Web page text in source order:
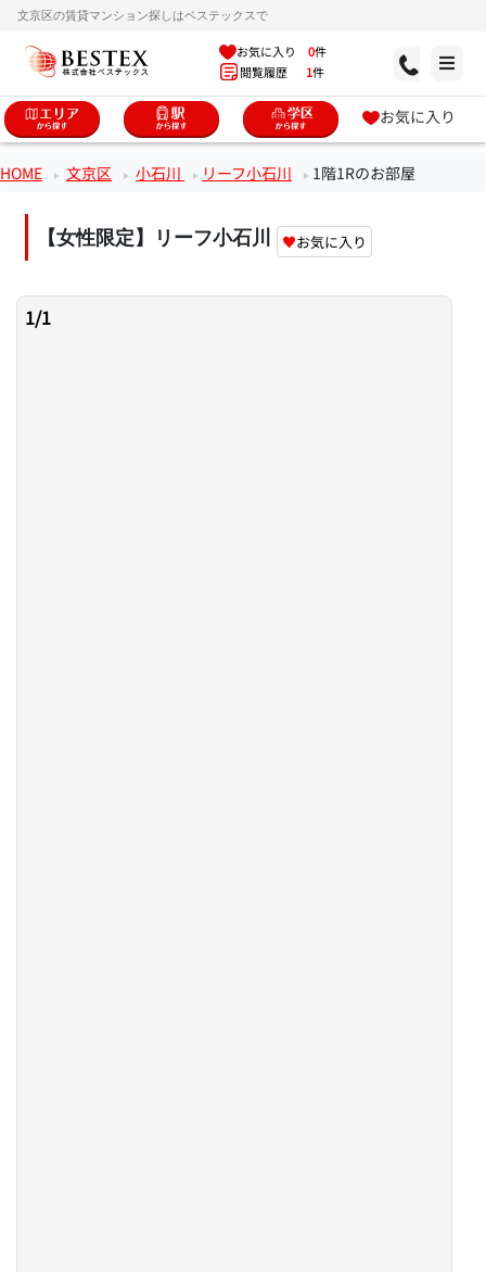
文京区の賃貸マンション探しはベステックスで
お気に入り 0件
閲覧履歴 1件
お気に入り
HOME 文京区 小石川 リーフ小石川 1階1Rのお部屋
【女性限定】リーフ小石川 ♥お気に入り
1/1